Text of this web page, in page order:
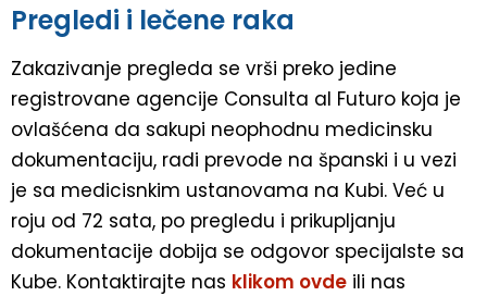
Pregledi i lečene raka
Zakazivanje pregleda se vrši preko jedine
registrovane agencije Consulta al Futuro koja je
ovlašćena da sakupi neophodnu medicinsku
dokumentaciju, radi prevode na španski i u vezi
je sa medicisnkim ustanovama na Kubi. Već u
roju od 72 sata, po pregledu i prikupljanju
dokumentacije dobija se odgovor specijalste sa
Kube. Kontaktirajte nas klikom ovde ili nas